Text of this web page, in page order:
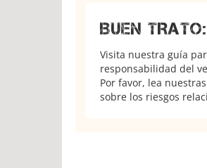
BUEN
Visita nuestra guía
responsabilidad del
Por favor, lea
sobre los riesgos